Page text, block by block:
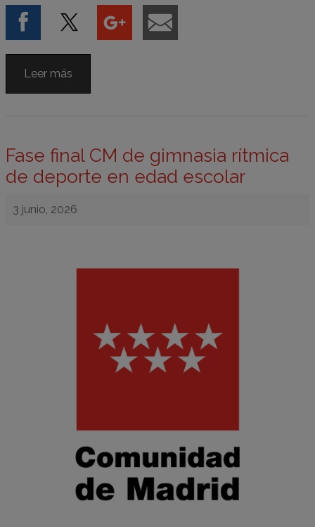
Leer más
Fase final CM de gimnasia rítmica
de deporte en edad escolar
3 junio, 2026